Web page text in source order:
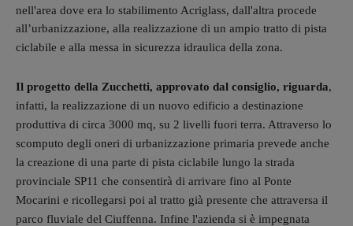
nell'area dove era lo stabilimento Acriglass, dall'altra procede
all’urbanizzazione, alla realizzazione di un ampio tratto di pista
ciclabile e alla messa in sicurezza idraulica della zona.
Il progetto della Zucchetti, approvato dal consiglio, riguarda,
infatti, la realizzazione di un nuovo edificio a destinazione
produttiva di circa 3000 mq, su 2 livelli fuori terra. Attraverso lo
scomputo degli oneri di urbanizzazione primaria prevede anche
la creazione di una parte di pista ciclabile lungo la strada
provinciale SP11 che consentirà di arrivare fino al Ponte
Mocarini e ricollegarsi poi al tratto già presente che attraversa il
parco fluviale del Ciuffenna. Infine l'azienda si è impegnata